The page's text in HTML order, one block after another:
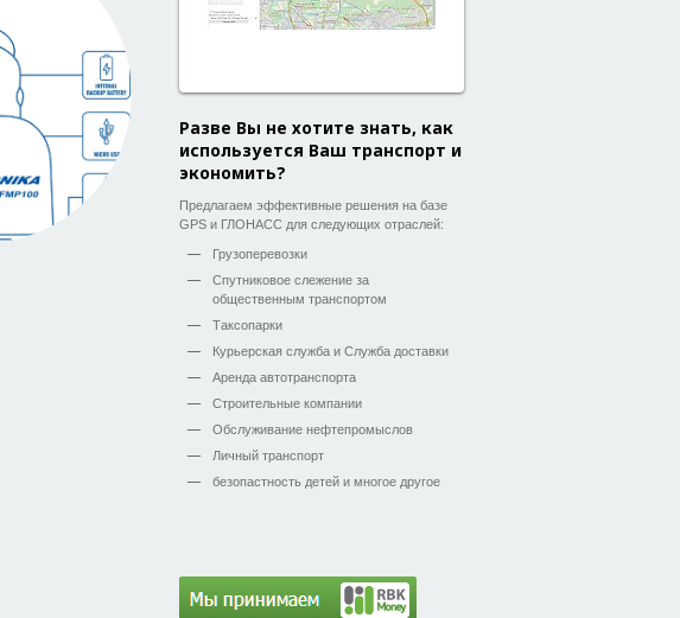
Разве Вы не хотите знать, как
используется Ваш транспорт и
экономить?
Предлагаем эффективные решения на базе
GPS и ГЛОНАСС для следующих отраслей:
Грузоперевозки
Спутниковое слежение за
общественным транспортом
Таксопарки
Курьерская служба и Служба доставки
Аренда автотранспорта
Строительные компании
Обслуживание нефтепромыслов
Личный транспорт
безопастность детей и многое другое